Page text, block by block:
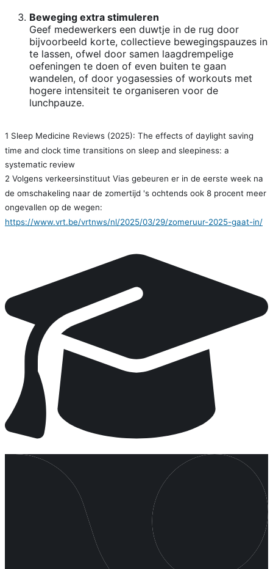
Beweging extra stimuleren
Geef medewerkers een duwtje in de rug door
bijvoorbeeld korte, collectieve bewegingspauzes in
te lassen, ofwel door samen laagdrempelige
oefeningen te doen of even buiten te gaan
wandelen, of door yogasessies of workouts met
hogere intensiteit te organiseren voor de
lunchpauze.
1 Sleep Medicine Reviews (2025): The effects of daylight saving
time and clock time transitions on sleep and sleepiness: a
systematic review
2 Volgens verkeersinstituut Vias gebeuren er in de eerste week na
de omschakeling naar de zomertijd 's ochtends ook 8 procent meer
ongevallen op de wegen:
https://www.vrt.be/vrtnws/nl/2025/03/29/zomeruur-2025-gaat-in/